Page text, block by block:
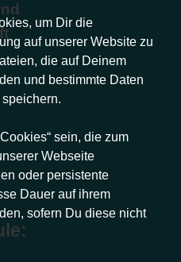
um Dir die
auf unserer Website zu
die auf Deinem
und bestimmte Daten
sein, die zum
Webseite
oder persistente
Dauer auf ihrem
sofern Du diese nicht